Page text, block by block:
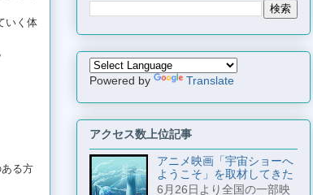
いく体
る方
Powered by Translate
アクセス数上位記事
アニメ映画「宇宙ショーへ
ようこそ」を取材してきた
6月26日より全国の一部映